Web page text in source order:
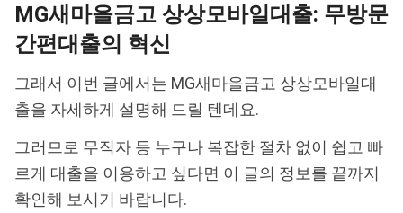
MG새마을금고 상상모바일대출: 무방문
간편대출의 혁신
그래서 이번 글에서는 MG새마을금고 상상모바일대
출을 자세하게 설명해 드릴 텐데요.
그러므로 무직자 등 누구나 복잡한 절차 없이 쉽고 빠
르게 대출을 이용하고 싶다면 이 글의 정보를 끝까지
확인해 보시기 바랍니다.